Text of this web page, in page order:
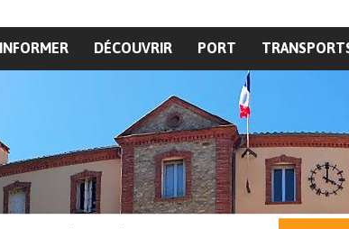
DÉCOUVRIR PORT